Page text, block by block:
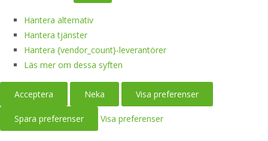
Hantera alternativ
Hantera tjänster
Hantera {vendor_count}-leverantörer
Läs mer om dessa syften
Acceptera Neka Visa preferenser
Spara preferenser Visa preferenser